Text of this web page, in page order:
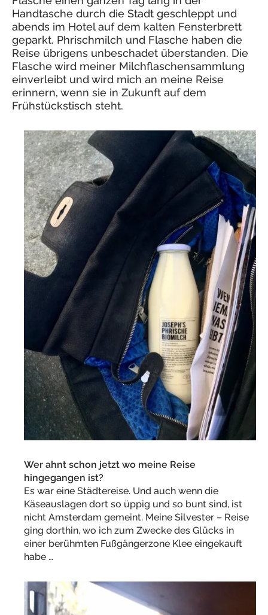
Handtasche durch die Stadt geschleppt und
abends im Hotel auf dem kalten Fensterbrett
geparkt. Phrischmilch und Flasche haben die
Reise übrigens unbeschadet überstanden. Die
Flasche wird meiner Milchflaschensammlung
einverleibt und wird mich an meine Reise
erinnern, wenn sie in Zukunft auf dem
Frühstückstisch steht.
Wer ahnt schon jetzt wo meine Reise
hingegangen ist?
Es war eine Städtereise. Und auch wenn die
Käseauslagen dort so üppig und so bunt sind, ist
nicht Amsterdam gemeint. Meine Silvester – Reise
ging dorthin, wo ich zum Zwecke des Glücks in
einer berühmten Fußgängerzone Klee eingekauft
habe …